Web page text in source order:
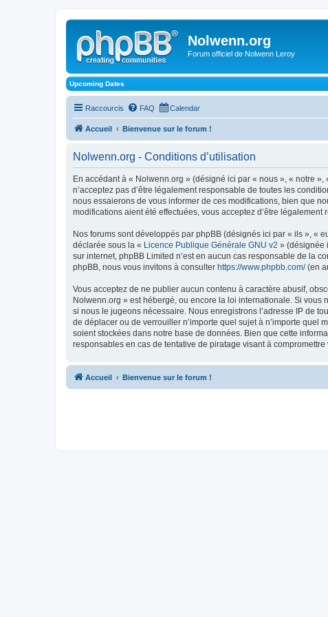
Nolwenn.org
Forum officiel de Nolwenn Leroy
Upcoming Dates
Raccourcis FAQ Calendar
Accueil Bienvenue sur le forum !
Nolwenn.org - Conditions d’utilisation
En accédant à « Nolwenn.org » (désigné ici par « nous », « notre
n’acceptez pas d’être légalement responsable de toutes les
nous essaierons de vous informer de ces modifications, bien que
modifications aient été effectuées, vous acceptez d’être
Nos forums sont développés par phpBB (désignés ici par « ils », «
déclarée sous la « Licence Publique Générale GNU v2 » (désignée
sur internet, phpBB Limited n’est en aucun cas responsable de la
phpBB, nous vous invitons à consulter https://www.phpbb.com/(en
Vous acceptez de ne publier aucun contenu à caractère abusif,
Nolwenn.org » est hébergé, ou encore la loi internationale. Si vous
si nous le jugeons nécessaire. Nous enregistrons l’adresse IP de
de déplacer ou de verrouiller n’importe quel sujet à n’importe quel
soient stockées dans notre base de données. Bien que cette
responsables en cas de tentative de piratage visant à compromettre
Accueil Bienvenue sur le forum !